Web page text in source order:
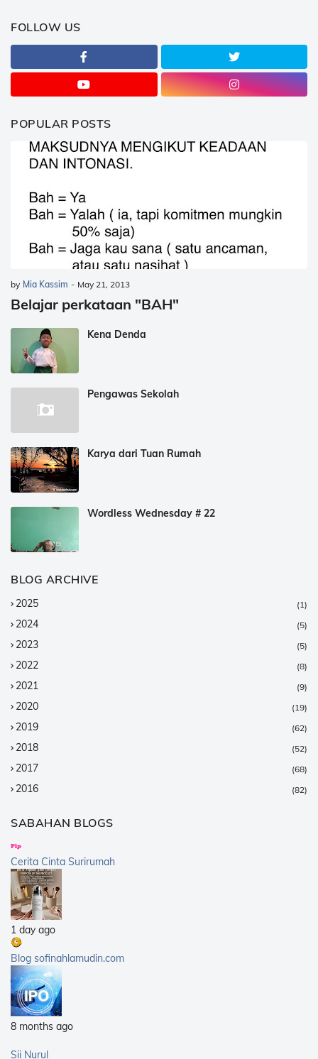
FOLLOW US
POPULAR POSTS
by Mia Kassim - May 21, 2013
Belajar perkataan "BAH"
Kena Denda
Pengawas Sekolah
Karya dari Tuan Rumah
Wordless Wednesday # 22
BLOG ARCHIVE
2025 (1)
2024 (5)
2023 (5)
2022 (8)
2021 (9)
2020 (19)
2019 (62)
2018 (52)
2017 (68)
2016 (82)
2014
2013
2012
2011
2010
2009
2008
2007
SABAHAN BLOGS
Cerita Cinta Surirumah
1 day ago
Blog sofinahlamudin.com
8 months ago
Sii Nurul